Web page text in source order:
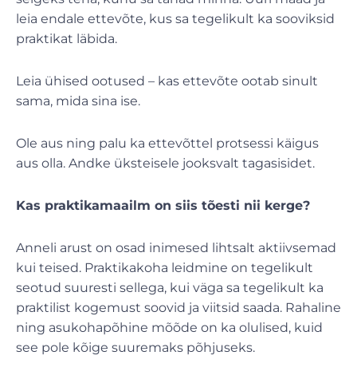
leia endale ettevõte, kus sa tegelikult ka sooviksid
praktikat läbida.
Leia ühised ootused – kas ettevõte ootab sinult
sama, mida sina ise.
Ole aus ning palu ka ettevõttel protsessi käigus
aus olla. Andke üksteisele jooksvalt tagasisidet.
Kas praktikamaailm on siis tõesti nii kerge?
Anneli arust on osad inimesed lihtsalt aktiivsemad
kui teised. Praktikakoha leidmine on tegelikult
seotud suuresti sellega, kui väga sa tegelikult ka
praktilist kogemust soovid ja viitsid saada. Rahaline
ning asukohapõhine mõõde on ka olulised, kuid
see pole kõige suuremaks põhjuseks.